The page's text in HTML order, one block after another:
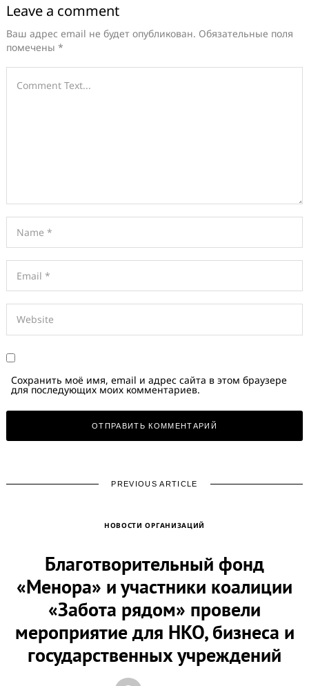
Leave a comment
Ваш адрес email не будет опубликован. Обязательные поля
помечены *
Сохранить моё имя, email и адрес сайта в этом браузере
для последующих моих комментариев.
PREVIOUS ARTICLE
НОВОСТИ ОРГАНИЗАЦИЙ
Благотворительный фонд
«Менора» и участники коалиции
«Забота рядом» провели
мероприятие для НКО, бизнеса и
государственных учреждений